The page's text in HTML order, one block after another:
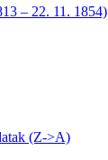
– 22. 11. 1854)
(Z->A)